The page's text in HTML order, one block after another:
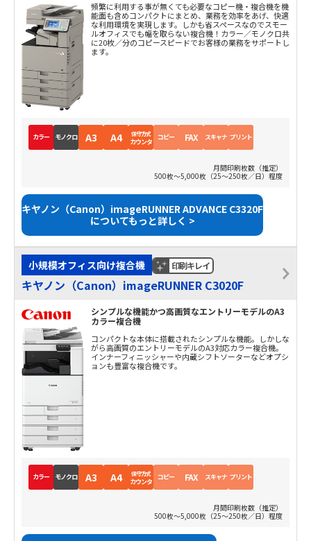
頻繁に利用する事が無くても必要なコピー機・複合機を機
能面も含めコンパクトにまとめ、業務を効率をあげ、快適
な利用環境を実現します。しかも省スペースなのでスモー
ルオフィスでも幅を取らない複合機！カラー／モノクロ共
に20枚／分のコピースピードでお客様の業務をサポートし
ます。
カラー モノクロ A3 A4 保守方式
カウンタ コピー FAX スキャナ プリント
月間印刷枚数（推定）
500枚～5,000枚（25～250枚／日）程度
キヤノン（Canon）imageRUNNER ADVANCE C3320F
についてもっと詳しく >
小規模オフィス向け複合機 印刷キレイ
キヤノン（Canon）imageRUNNER C3020F
シンプルな機能かつ高画質なエントリーモデルのA3
カラー複合機
コンパクトな本体に搭載されたシンプルな機能。しかしな
がら高画質のエントリーモデルのA3対応カラー複合機。
インナーフィニッシャーや内蔵シフトソーターなどオプシ
ョンも豊富な複合機です。
カラー モノクロ A3 A4 保守方式
カウンタ コピー FAX スキャナ プリント
月間印刷枚数（推定）
500枚～5,000枚（25～250枚／日）程度